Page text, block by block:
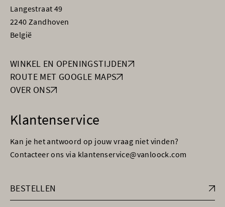
Langestraat 49
2240 Zandhoven
België
WINKEL EN OPENINGSTIJDEN
ROUTE MET GOOGLE MAPS
OVER ONS
Klantenservice
Kan je het antwoord op jouw vraag niet vinden?
Contacteer ons via klantenservice@vanloock.com
BESTELLEN